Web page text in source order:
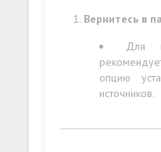
Вернитесь в
Для
опцию
источников.